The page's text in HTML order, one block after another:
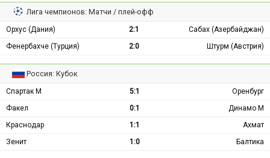
Лига чемпионов: Матчи / плей-офф
Орхус (Дания) 2:1
Сабах (Азербайджан)
Фенербахче (Турция)
2:0 Штурм (Австрия)
Россия: Кубок
Спартак М 5:1
Оренбург
Факел
0:1
Динамо М
Краснодар
1:1
Ахмат
Зенит
1:0 Балтика